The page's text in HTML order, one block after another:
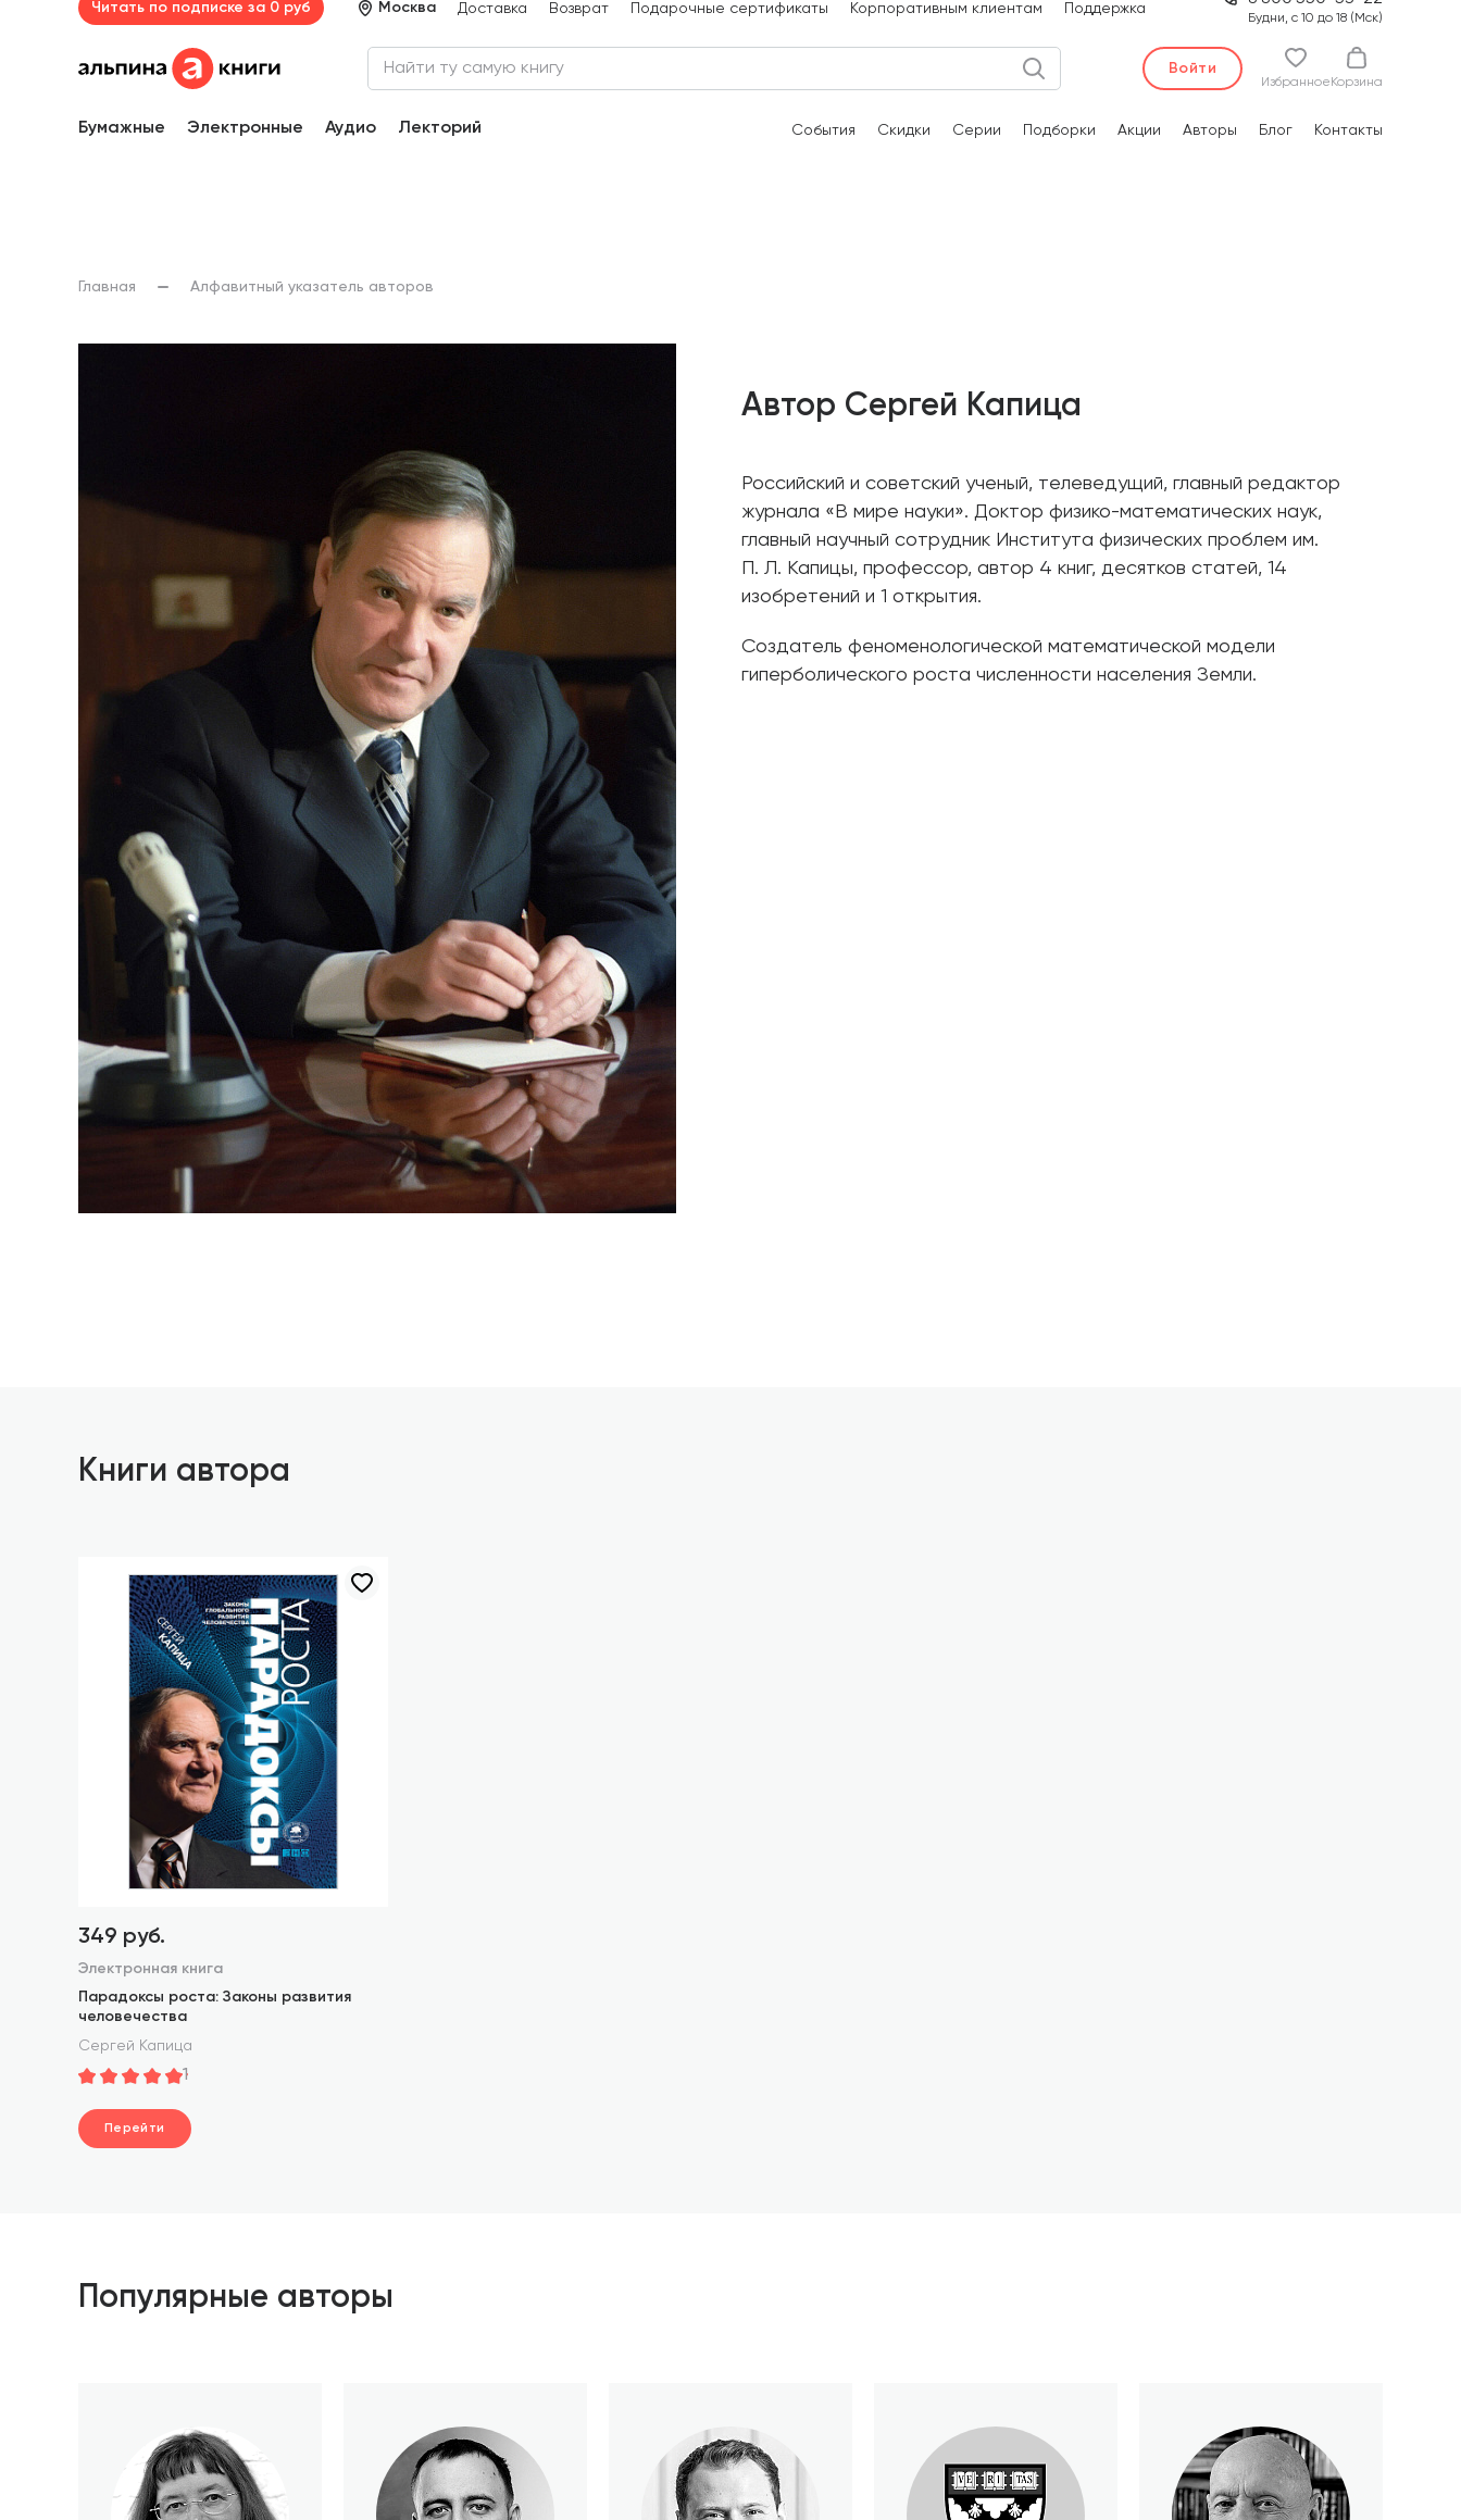
Читать по подписке за 0 руб Москва Доставка Возврат Подарочные сертификаты Корпоративным клиентам Поддержка
Будни, с 10 до 18 (Мск)
Войти
Избранное Корзина
Бумажные Электронные Аудио Лекторий События Скидки Серии Подборки Акции Авторы Блог Контакты
Главная Алфавитный указатель авторов
Автор Сергей Капица
Российский и советский ученый, телеведущий, главный редактор
журнала «В мире науки». Доктор физико-математических наук,
главный научный сотрудник Института физических проблем им.
П. Л. Капицы, профессор, автор 4 книг, десятков статей, 14
изобретений и 1 открытия.
Создатель феноменологической математической модели
гиперболического роста численности населения Земли.
Книги автора
349 руб.
Электронная книга
Парадоксы роста: Законы развития
человечества
Сергей Капица
1
Перейти
Популярные авторы